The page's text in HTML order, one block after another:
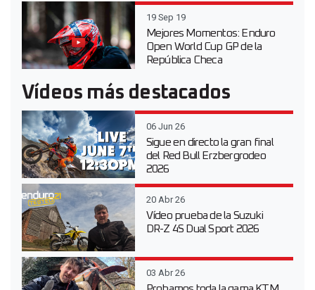
19 Sep 19
Mejores Momentos: Enduro
Open World Cup GP de la
República Checa
Vídeos más destacados
06 Jun 26
Sigue en directo la gran final
del Red Bull Erzbergrodeo
2026
20 Abr 26
Vídeo prueba de la Suzuki
DR-Z 4S Dual Sport 2026
03 Abr 26